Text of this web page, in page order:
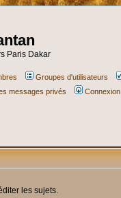
Paris Dakar
Groupes d'utilisateurs
messages privés Connexion
les sujets.